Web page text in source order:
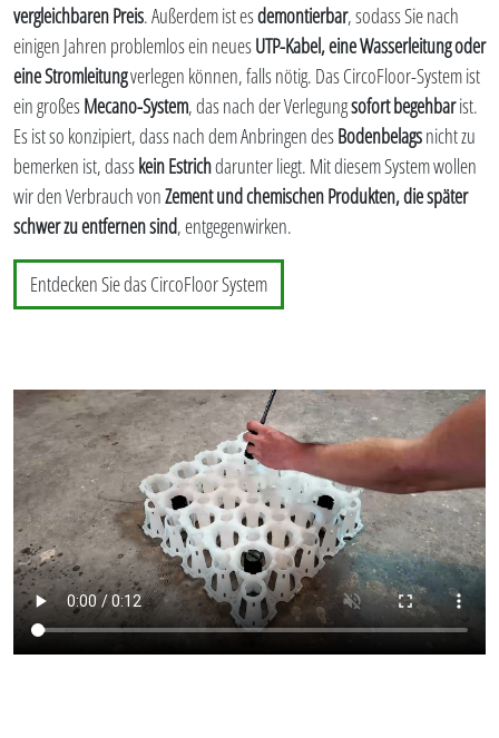
vergleichbaren Preis. Außerdem ist esdemontierbar, sodass Sie nach
einigen Jahren problemlos ein neuesUTP-Kabel, eine Wasserleitung oder
eine Stromleitungverlegen können, falls nötig. Das CircoFloor-System ist
ein großesMecano-System, das nach der Verlegungsofort begehbarist.
Es ist so konzipiert, dass nach dem Anbringen desBodenbelagsnicht zu
bemerken ist, dasskein Estrichdarunter liegt. Mit diesem System wollen
wir den Verbrauch vonZement und chemischen Produkten, die später
schwer zu entfernen sind, entgegenwirken.
Entdecken Sie das CircoFloor System